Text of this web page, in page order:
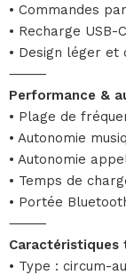
• Commandes
• Recharge USB-C
• Design léger et
⸻
Performance &
• Plage de
• Autonomie
• Autonomie
• Temps de
• Portée
⸻
Caractéristiques
• Type : circum-